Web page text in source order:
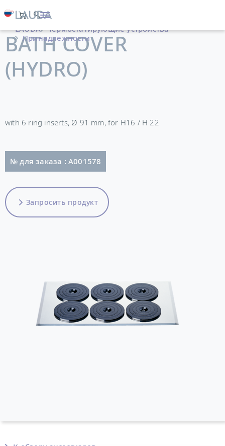
LAUDA
Термостатирующие устройства
Принадлежности
BATH COVER
(HYDRO)
with 6 ring inserts, Ø 91 mm, for H16 / H 22
№ для заказа : A001578
Запросить продукт